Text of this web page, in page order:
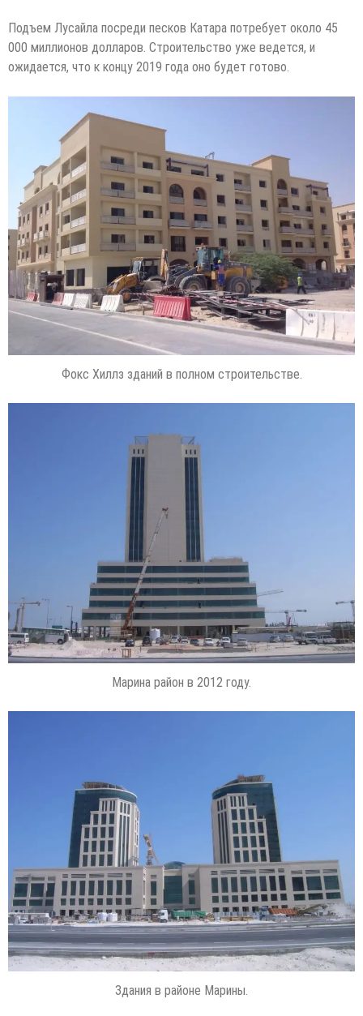
Подъем Лусайла посреди песков Катара потребует около 45
000 миллионов долларов. Строительство уже ведется, и
ожидается, что к концу 2019 года оно будет готово.
Фокс Хиллз зданий в полном строительстве.
Марина район в 2012 году.
Здания в районе Марины.